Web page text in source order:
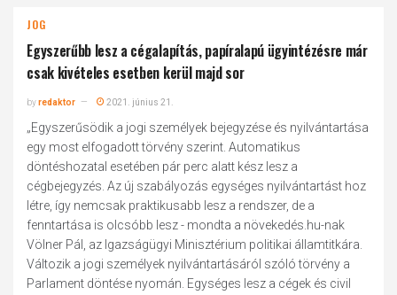
JOG
Egyszerűbb lesz a cégalapítás, papíralapú ügyintézésre már
csak kivételes esetben kerül majd sor
byredaktor 2021. június 21.
„Egyszerűsödik a jogi személyek bejegyzése és nyilvántartása
egy most elfogadott törvény szerint. Automatikus
döntéshozatal esetében pár perc alatt kész lesz a
cégbejegyzés. Az új szabályozás egységes nyilvántartást hoz
létre, így nemcsak praktikusabb lesz a rendszer, de a
fenntartása is olcsóbb lesz - mondta a növekedés.hu-nak
Völner Pál, az Igazságügyi Minisztérium politikai államtitkára.
Változik a jogi személyek nyilvántartásáról szóló törvény a
Parlament döntése nyomán. Egységes lesz a cégek és civil